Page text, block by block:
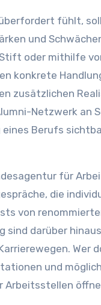
fühlt,
und
oder mithilfe
konkrete
zusätzlichen
Netzwerk an
Berufs
für
die
von
sind darüber
Wer
und
Arbeitsstellen